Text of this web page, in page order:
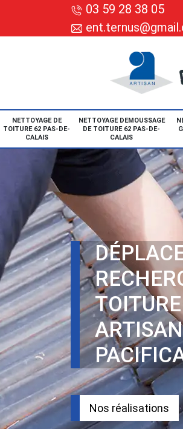
03 59 28 38 05
NETTOYAGE DE
TOITURE 62 PAS-DE-
CALAIS
NETTOYAGE DEMOUSSAGE
DE TOITURE 62 PAS-DE-
CALAIS
Nos réalisations